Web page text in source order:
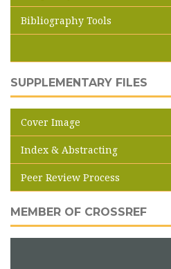
Bibliography Tools
SUPPLEMENTARY FILES
Cover Image
Index & Abstracting
Peer Review Process
MEMBER OF CROSSREF